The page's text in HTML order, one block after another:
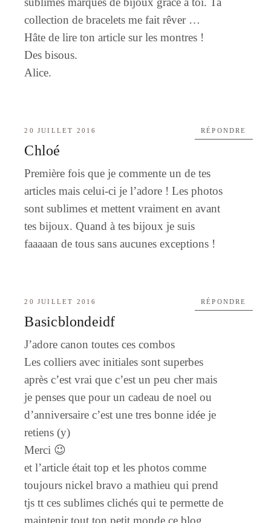
collection de bracelets me fait rêver …
Hâte de lire ton article sur les montres !
Des bisous.
Alice.
20 JUILLET 2016
Chloé
Première fois que je commente un de tes
articles mais celui-ci je l’adore ! Les photos
sont sublimes et mettent vraiment en avant
tes bijoux. Quand à tes bijoux je suis
faaaaan de tous sans aucunes exceptions !
RÉPONDRE
20 JUILLET 2016
Basicblondeidf
J’adore canon toutes ces combos
Les colliers avec initiales sont superbes
après c’est vrai que c’est un peu cher mais
je penses que pour un cadeau de noel ou
d’anniversaire c’est une tres bonne idée je
retiens (y)
Merci 😉
et l’article était top et les photos comme
toujours nickel bravo a mathieu qui prend
tjs tt ces sublimes clichés qui te permette de
maintenir tout ton petit monde ce blog
RÉPONDRE